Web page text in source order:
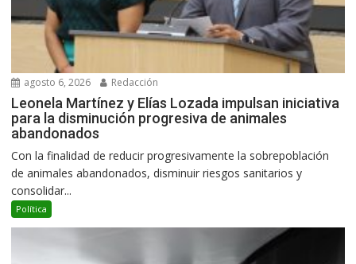
agosto 6, 2026 Redacción
Leonela Martínez y Elías Lozada impulsan iniciativa
para la disminución progresiva de animales
abandonados
Con la finalidad de reducir progresivamente la sobrepoblación
de animales abandonados, disminuir riesgos sanitarios y
consolidar...
Política